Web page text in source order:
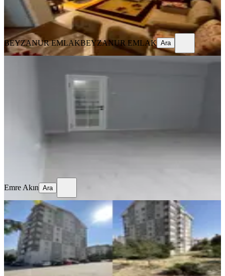
BEYZANUR EMLAKBEYZANUR EMLAK
Ara
BEYZANUR EMLAKBEYZANUR EMLAK Ara
Yenimahalle, Demetgül Mahallesi
·120 m²
4.700.000 ₺
Emre Akın Ara
YENİ
Serhatta Süleyman Şah Ve Serhat
Cadde Üzeri Kök Tapu Satlık 3+1
Yenimahalle, Serhat Mahallesi
3+1·145 m²·8. Kat·09.08.2026